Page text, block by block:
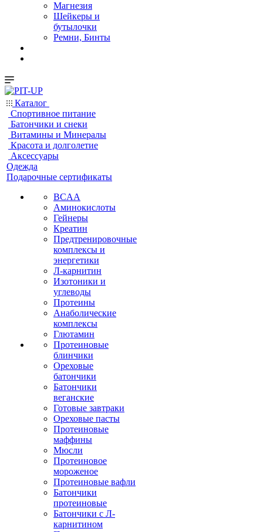
Магнезия
Шейкеры и
бутылочки
Ремни, Бинты
Каталог
Спортивное питание
Батончики и снеки
Витамины и Минералы
Красота и долголетие
Аксессуары
Одежда
Подарочные сертификаты
BCAA
Аминокислоты
Гейнеры
Креатин
Предтренировочные
комплексы и
энергетики
Л-карнитин
Изотоники и
углеводы
Протеины
Анаболические
комплексы
Глютамин
Протеиновые
блинчики
Ореховые
батончики
Батончики
веганские
Готовые завтраки
Ореховые пасты
Протеиновые
маффины
Мюсли
Протеиновое
мороженое
Протеиновые вафли
Батончики
протеиновые
Батончики с Л-
карнитином